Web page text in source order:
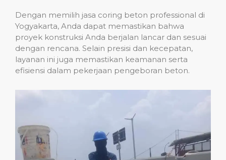
Dengan memilih jasa coring beton professional di
Yogyakarta, Anda dapat memastikan bahwa
proyek konstruksi Anda berjalan lancar dan sesuai
dengan rencana. Selain presisi dan kecepatan,
layanan ini juga memastikan keamanan serta
efisiensi dalam pekerjaan pengeboran beton.